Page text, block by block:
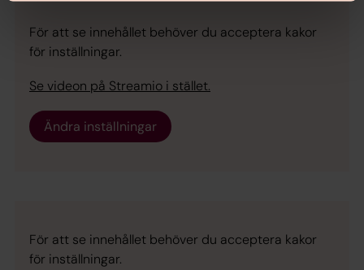
För att se innehållet behöver du acceptera kakor
för inställningar.
Se videon på Streamio i stället.
Ändra inställningar
För att se innehållet behöver du acceptera kakor
för inställningar.